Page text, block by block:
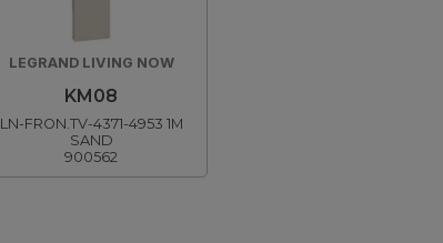
LEGRAND LIVING NOW
KM08
LN-FRON.TV-4371-4953 1M
SAND
900562